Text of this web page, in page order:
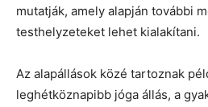
mutatják, amely alapján további
testhelyzeteket lehet kialakítani.
Az alapállások közé tartoznak
leghétköznapibb jóga állás, a